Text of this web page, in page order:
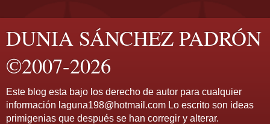
DUNIA SÁNCHEZ PADRÓN
©2007-2026
Este blog esta bajo los derecho de autor para cualquier
información laguna198@hotmail.com Lo escrito son ideas
primigenias que después se han corregir y alterar.